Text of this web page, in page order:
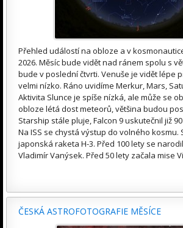
Přehled událostí na obloze a v
2026. Měsíc bude vidět nad ránem spolu s
bude v poslední čtvrti. Venuše je vidět lépe
velmi nízko. Ráno uvidíme Merkur, Mars,
Aktivita Slunce je spíše nízká, ale může se
obloze létá dost meteorů, většina budou
Starship stále pluje, Falcon 9 uskutečnil již
Na ISS se chystá výstup do volného kosmu.
japonská raketa H-3. Před 100 lety se
Vladimír Vanýsek. Před 50 lety začala mise
ČESKÁ ASTROFOTOGRAFIE MĚSÍCE